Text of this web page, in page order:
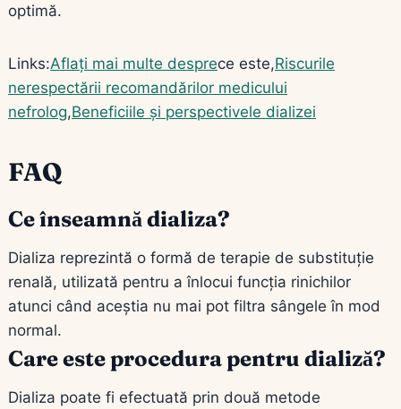
optimă.
Links:Aflați mai multe desprece este,Riscurile
nerespectării recomandărilor medicului
nefrolog,Beneficiile și perspectivele dializei
FAQ
Ce înseamnă dializa?
Dializa reprezintă o formă de terapie de substituție
renală, utilizată pentru a înlocui funcția rinichilor
atunci când aceștia nu mai pot filtra sângele în mod
normal.
Care este procedura pentru dializă?
Dializa poate fi efectuată prin două metode